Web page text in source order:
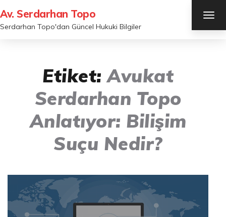
Av. Serdarhan Topo
Serdarhan Topo'dan Güncel Hukuki Bilgiler
Etiket:Avukat
Serdarhan Topo
Anlatıyor: Bilişim
Suçu Nedir?